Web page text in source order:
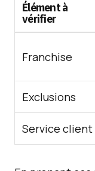
Élément à
vérifier
Franchise
Exclusions
Service client